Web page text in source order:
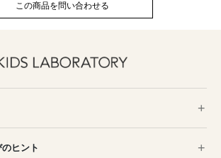
この商品を問い合わせる
ヒント